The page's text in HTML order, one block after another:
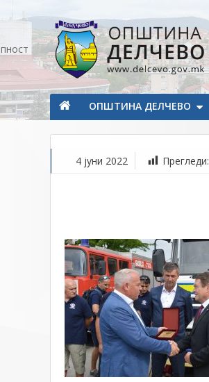
Општина Делчево
Општина Делчево
ОПШТИНА ДЕЛЧЕВО
4 јуни 2022 Прегледи: